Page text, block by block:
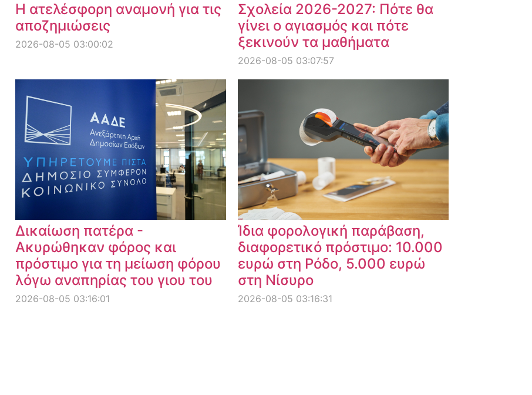
Η ατελέσφορη αναμονή για τις
αποζημιώσεις
2026-08-05 03:00:02
Σχολεία 2026-2027: Πότε θα
γίνει ο αγιασμός και πότε
ξεκινούν τα μαθήματα
2026-08-05 03:07:57
Δικαίωση πατέρα -
Ακυρώθηκαν φόρος και
πρόστιμο για τη μείωση φόρου
λόγω αναπηρίας του γιου του
2026-08-05 03:16:01
Ίδια φορολογική παράβαση,
διαφορετικό πρόστιμο: 10.000
ευρώ στη Ρόδο, 5.000 ευρώ
στη Νίσυρο
2026-08-05 03:16:31